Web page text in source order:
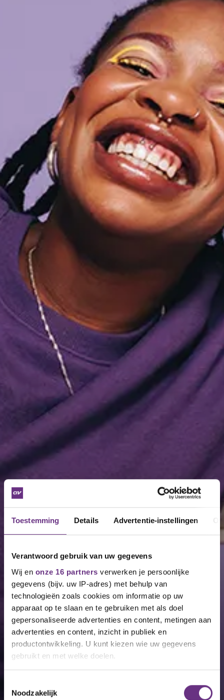
Toestemming Details Advertentie-instellingen
Verantwoord gebruik van uw gegevens
Wij en onze 16 partners verwerken je persoonlijke
gegevens (bijv. uw IP-adres) met behulp van
technologieën zoals cookies om informatie op uw
apparaat op te slaan en te gebruiken met als doel
gepersonaliseerde advertenties en content, metingen aan
advertenties en content, inzicht in publiek en
productontwikkeling. U kunt kiezen wie uw gegevens
gebruikt en met welke doelen.
Informatie verzamelen over uw geografische
Noodzakelijk